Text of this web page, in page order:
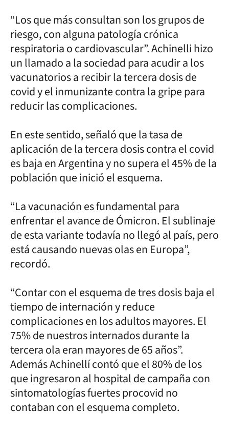
“Los que más consultan son los grupos de
riesgo, con alguna patología crónica
respiratoria o cardiovascular”. Achinelli hizo
un llamado a la sociedad para acudir a los
vacunatorios a recibir la tercera dosis de
covid y el inmunizante contra la gripe para
reducir las complicaciones.
En este sentido, señaló que la tasa de
aplicación de la tercera dosis contra el covid
es baja en Argentina y no supera el 45% de la
población que inició el esquema.
“La vacunación es fundamental para
enfrentar el avance de Ómicron. El sublinaje
de esta variante todavía no llegó al país, pero
está causando nuevas olas en Europa”,
recordó.
“Contar con el esquema de tres dosis baja el
tiempo de internación y reduce
complicaciones en los adultos mayores. El
75% de nuestros internados durante la
tercera ola eran mayores de 65 años”.
Además Achinellí contó que el 80% de los
que ingresaron al hospital de campaña con
sintomatologías fuertes procovid no
contaban con el esquema completo.